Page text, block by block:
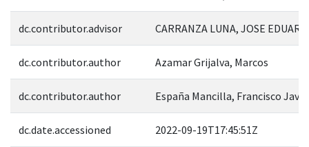
dc.contributor.advisor CARRANZA LUNA, JOSE
dc.contributor.author Azamar Grijalva, Marcos
dc.contributor.author España Mancilla, Francisco
dc.date.accessioned 2022-09-19T17:45:51Z